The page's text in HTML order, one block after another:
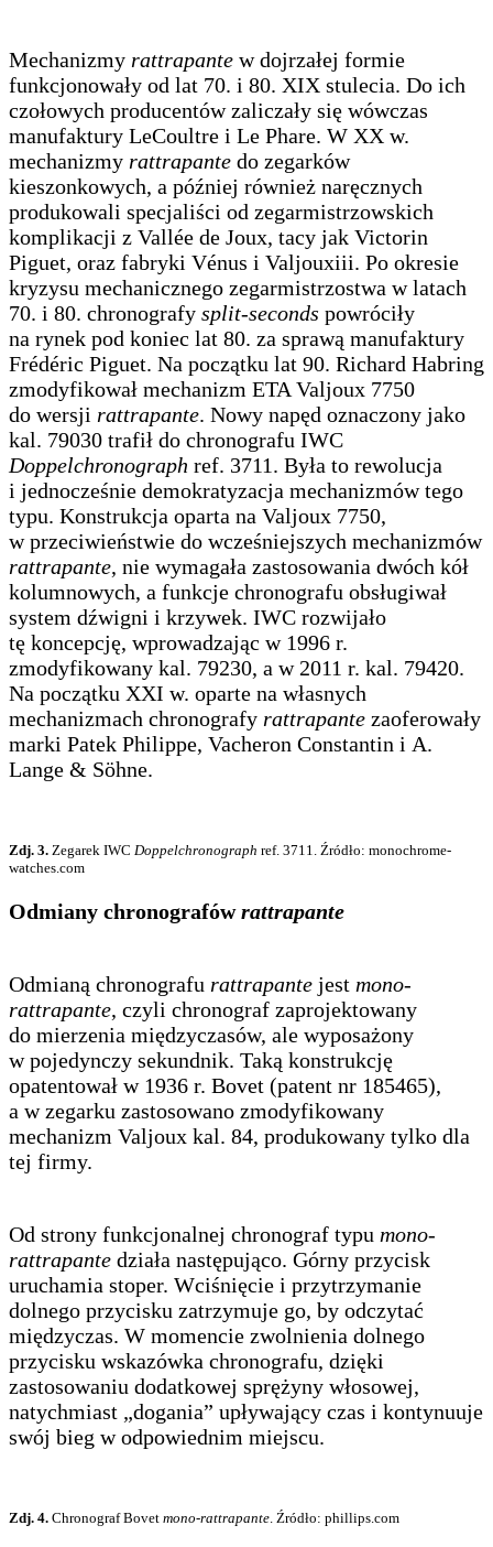
Mechanizmy rattrapante w dojrzałej formie
funkcjonowały od lat 70. i 80. XIX stulecia. Do ich
czołowych producentów zaliczały się wówczas
manufaktury LeCoultre i Le Phare. W XX w.
mechanizmy rattrapante do zegarków
kieszonkowych, a później również naręcznych
produkowali specjaliści od zegarmistrzowskich
komplikacji z Vallée de Joux, tacy jak Victorin
Piguet, oraz fabryki Vénus i Valjouxiii. Po okresie
kryzysu mechanicznego zegarmistrzostwa w latach
70. i 80. chronografy split-seconds powróciły
na rynek pod koniec lat 80. za sprawą manufaktury
Frédéric Piguet. Na początku lat 90. Richard Habring
zmodyfikował mechanizm ETA Valjoux 7750
do wersji rattrapante. Nowy napęd oznaczony jako
kal. 79030 trafił do chronografu IWC
Doppelchronograph ref. 3711. Była to rewolucja
i jednocześnie demokratyzacja mechanizmów tego
typu. Konstrukcja oparta na Valjoux 7750,
w przeciwieństwie do wcześniejszych mechanizmów
rattrapante, nie wymagała zastosowania dwóch kół
kolumnowych, a funkcje chronografu obsługiwał
system dźwigni i krzywek. IWC rozwijało
tę koncepcję, wprowadzając w 1996 r.
zmodyfikowany kal. 79230, a w 2011 r. kal. 79420.
Na początku XXI w. oparte na własnych
mechanizmach chronografy rattrapante zaoferowały
marki Patek Philippe, Vacheron Constantin i A.
Lange & Söhne.
Zdj. 3. Zegarek IWC Doppelchronograph ref. 3711. Źródło: monochrome-
watches.com
Odmiany chronografówrattrapante
Odmianą chronografu rattrapante jest mono-
rattrapante, czyli chronograf zaprojektowany
do mierzenia międzyczasów, ale wyposażony
w pojedynczy sekundnik. Taką konstrukcję
opatentował w 1936 r. Bovet (patent nr 185465),
a w zegarku zastosowano zmodyfikowany
mechanizm Valjoux kal. 84, produkowany tylko dla
tej firmy.
Od strony funkcjonalnej chronograf typu mono-
rattrapante działa następująco. Górny przycisk
uruchamia stoper. Wciśnięcie i przytrzymanie
dolnego przycisku zatrzymuje go, by odczytać
międzyczas. W momencie zwolnienia dolnego
przycisku wskazówka chronografu, dzięki
zastosowaniu dodatkowej sprężyny włosowej,
natychmiast „dogania” upływający czas i kontynuuje
swój bieg w odpowiednim miejscu.
Zdj. 4. Chronograf Bovet mono-rattrapante . Źródło: phillips.com